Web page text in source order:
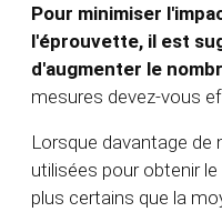
Pour minimiser
l'éprouvette, il est
d'augmenter le
mesures devez-vous
Lorsque davantage de
utilisées pour obtenir
plus certains que la